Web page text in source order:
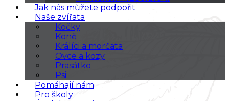
Jak nás můžete podpořit
Naše zvířata
Kočky
Koně
Králíci a morčata
Ovce a kozy
Prasátko
Psi
Pomáhají nám
Pro školy